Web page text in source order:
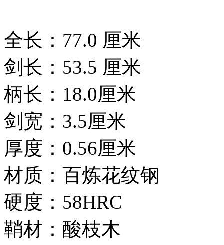
全长：77.0 厘米
剑长：53.5 厘米
柄长：18.0厘米
剑宽：3.5厘米
厚度：0.56厘米
材质：百炼花纹钢
硬度：58HRC
鞘材：酸枝木